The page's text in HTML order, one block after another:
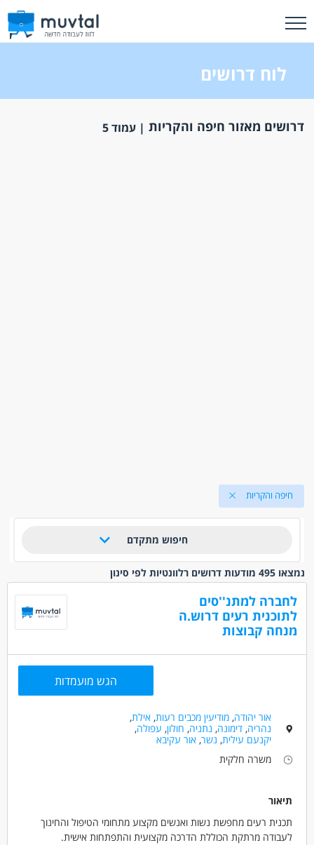
לוח דרושים
דרושים מאזור חיפה והקריות | עמוד 5
חיפה והקריות
חיפוש מתקדם
נמצאו 495 מודעות דרושים רלוונטיות לפי סינון
לחברה למתנ''סים
לתוכנית רעים דרוש.ה
מנחה קבוצות
הגש מועמדות
אור יהודה,מודיעין מכבים רעות,אילת,
נהריה,דימונה, נתניה, חולון, עפולה,
יקנעם עילית, נשר,אור עקיבא
משרה חלקית
תיאור
תכנית רעים מחפשת נשות ואנשים מקצוע מתחומי הטיפול והחינוך
לעבודה מרתקת הכוללת הדרכה מקצועית והתפתחות אישית.